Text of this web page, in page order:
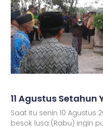
11 Agustus Setahun
Saat itu senin 10 Agustus
besok lusa (Rabu) ingin